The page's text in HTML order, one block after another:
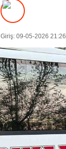
Giriş: 09-05-2026 21:26